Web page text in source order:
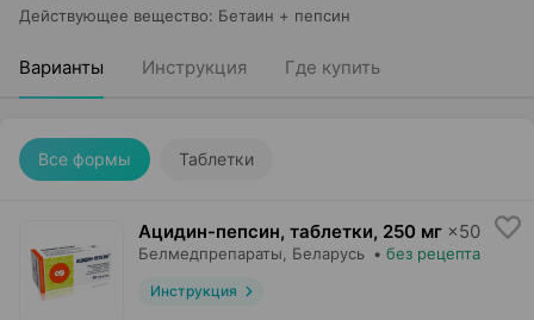
Действующее вещество: Бетаин + пепсин
Варианты Инструкция Где купить
Все формы Таблетки
Ацидин-пепсин, таблетки, 250 мг ×50
Белмедпрепараты , Беларусь • без рецепта
Инструкция